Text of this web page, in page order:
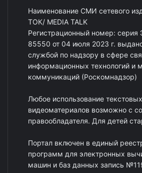
Наименование СМИ сетевого
ТОК/ MEDIA TALK
Регистрационный номер:
85550 от 04 июля 2023 г.
службой по надзору в сфере
информационных технологий и
коммуникаций (Роскомнадзор)
Любое использование
видеоматериалов возможно с
правообладателя. Для детей
Портал включен в единый
программ для электронных
машин и баз данных запись